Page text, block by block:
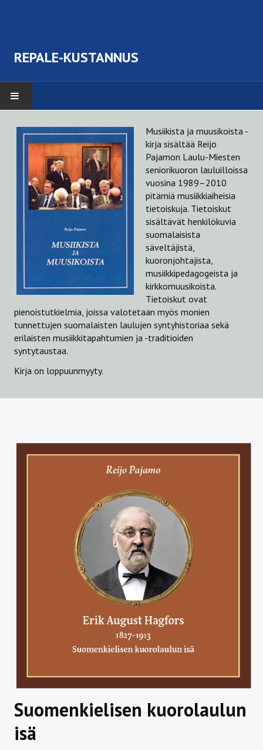
REPALE-KUSTANNUS
TERVETULOA
TEOKSET
Erik August Hagfors (1827-1913). Suomenkielisen kuorolaulun isä.
Musiikin juhlaa Wiipuris
Koulun laulutunnilla
Kodeille kohentajaksi itsellensäkin iloksi
JULKAISULUETTELO
Musiikista ja muusikoista -
kirja sisältää Reijo
Pajamon Laulu-Miesten
seniorikuoron lauluilloissa
vuosina 1989–2010
pitämiä musiikkiaiheisia
tietoiskuja. Tietoiskut
sisältävät henkilökuvia
suomalaisista
säveltäjistä,
kuoronjohtajista,
musiikkipedagogeista ja
kirkkomuusikoista.
Tietoiskut ovat
pienoistutkielmia, joissa valotetaan myös monien
tunnettujen suomalaisten laulujen syntyhistoriaa sekä
erilaisten musiikkitapahtumien ja -traditioiden
syntytaustaa.
Kirja on loppuunmyyty.
Suomenkielisen kuorolaulun
isä